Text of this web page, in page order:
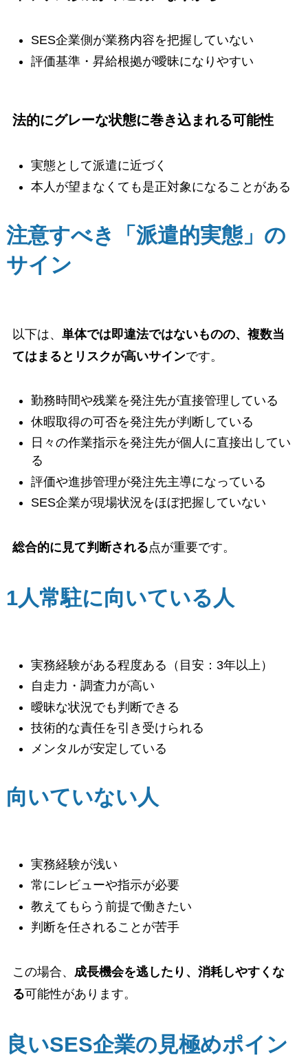
SES企業側が業務内容を把握していない
評価基準・昇給根拠が曖昧になりやすい
法的にグレーな状態に巻き込まれる可能性
実態として派遣に近づく
本人が望まなくても是正対象になることがある
注意すべき「派遣的実態」の
サイン
以下は、 単体では即違法ではないものの、複数当
てはまるとリスクが高いサインです。
勤務時間や残業を発注先が直接管理している
休暇取得の可否を発注先が判断している
日々の作業指示を発注先が個人に直接出してい
る
評価や進捗管理が発注先主導になっている
SES企業が現場状況をほぼ把握していない
総合的に見て判断される点が重要です。
1人常駐に向いている人
実務経験がある程度ある（目安：3年以上）
自走力・調査力が高い
曖昧な状況でも判断できる
技術的な責任を引き受けられる
メンタルが安定している
向いていない人
実務経験が浅い
常にレビューや指示が必要
教えてもらう前提で働きたい
判断を任されることが苦手
この場合、 成長機会を逃したり、消耗しやすくな
る可能性があります。
良いSES企業の見極めポイン